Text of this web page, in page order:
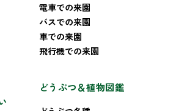
電車での来園
バスでの来園
車での来園
飛行機での来園
どうぶつ＆植物図鑑